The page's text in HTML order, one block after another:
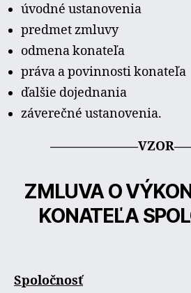
úvodné ustanovenia
predmet zmluvy
odmena konateľa
práva a povinnosti konateľa
ďalšie dojednania
záverečné ustanovenia.
ZMLUVA O
KONATEĽA
Spoločnosť